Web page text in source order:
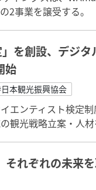
2事業を譲受する。
を創設、デジ
始
本観光振興協会
エンティスト検定制
観光戦略立案・人材
それぞれの未